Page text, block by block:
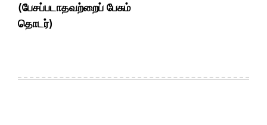
(பேசப்படாதவற்றைப் பேசும்
தொடர்)